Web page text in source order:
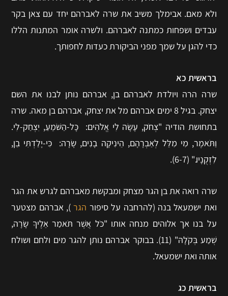
ולא מאם. אבימלך משיב את שרה לאברהם יחד עם צאן בקר
עבדים ושפחות כמתנה לאברהם. ולשרה אומר המתנות הללו
כדי להגן על שמך מפני הביקורת כעדות לחפותך.
בראשית כא
שרה הרה ויולדת לאברהם בן, אברהם נותן לבנו את השם
יצחק. בגיל 8 ימים אברהם מל את יצחק, אברהם בן מאה. שרה
בתחושת הודיה "צְחֹק, עָשָׂה לִי אֱלֹהִים: כָּל-הַשֹּׁמֵעַ, יִצְחַק-לִי.
וַתֹּאמֶר, מִי מִלֵּל לְאַבְרָהָם, הֵינִיקָה בָנִים, שָׂרָה: כִּי-יָלַדְתִּי בֵן,
לִזְקֻנָיו." (6-7).
שרה רואה את בן הגר מצחק ומבקשת מאברהם לגרש את הגר
ואת ישמעאל בנה (להרחבה על סיפור הגר), אברהם מצטער
על בנו אך אלוהים מנחה אותו "כֹּל אֲשֶׁר תֹּאמַר אֵלֶיךָ שָׂרָה,
שְׁמַע בְּקֹלָהּ" (11). בבוקר אברהם נותן להגר מים ולחם ושולח
אותה ואת ישמעאל.
בראשית כג